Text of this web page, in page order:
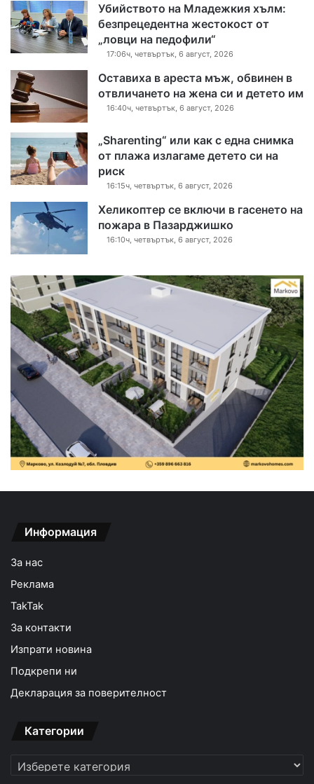
Убийството на Младежкия хълм:
безпрецедентна жестокост от
„ловци на педофили“
17:06ч, четвъртък, 6 август, 2026
Оставиха в ареста мъж, обвинен в
отвличането на жена си и детето им
16:40ч, четвъртък, 6 август, 2026
„Sharenting“ или как с една снимка
от плажа излагаме детето си на
риск
16:15ч, четвъртък, 6 август, 2026
Хеликоптер се включи в гасенето на
пожара в Пазарджишко
16:10ч, четвъртък, 6 август, 2026
Информация
За нас
Реклама
TakTak
За контакти
Изпрати новина
Подкрепи ни
Декларация за поверителност
Категории
Категории